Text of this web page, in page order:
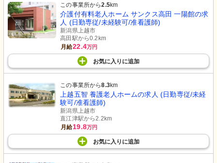
この事業所から2.5km
介護付有料老人ホーム サンクス高田 一陽館の求
人 (日勤専従/未経験可/准看護師)
新潟県上越市
高田駅から0.2km
月給22.4万円
お気に入り に追加
この事業所から8.3km
上越五智 養護老人ホームの求人 (日勤専従/未経
験可/准看護師)
新潟県上越市
直江津駅から2.2km
月給19.8万円
お気に入り に追加